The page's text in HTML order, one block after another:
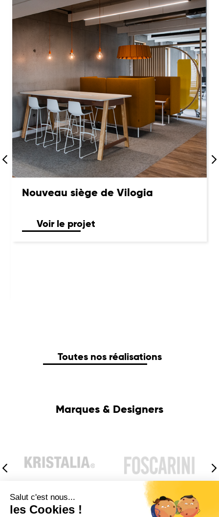
Nouveau siège de Vilogia
Voir le projet
Toutes nos réalisations
Marques & Designers